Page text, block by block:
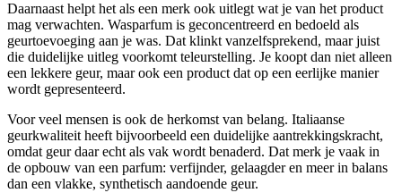
Daarnaast helpt het als een merk ook uitlegt wat je van het product
mag verwachten. Wasparfum is geconcentreerd en bedoeld als
geurtoevoeging aan je was. Dat klinkt vanzelfsprekend, maar juist
die duidelijke uitleg voorkomt teleurstelling. Je koopt dan niet alleen
een lekkere geur, maar ook een product dat op een eerlijke manier
wordt gepresenteerd.
Voor veel mensen is ook de herkomst van belang. Italiaanse
geurkwaliteit heeft bijvoorbeeld een duidelijke aantrekkingskracht,
omdat geur daar echt als vak wordt benaderd. Dat merk je vaak in
de opbouw van een parfum: verfijnder, gelaagder en meer in balans
dan een vlakke, synthetisch aandoende geur.